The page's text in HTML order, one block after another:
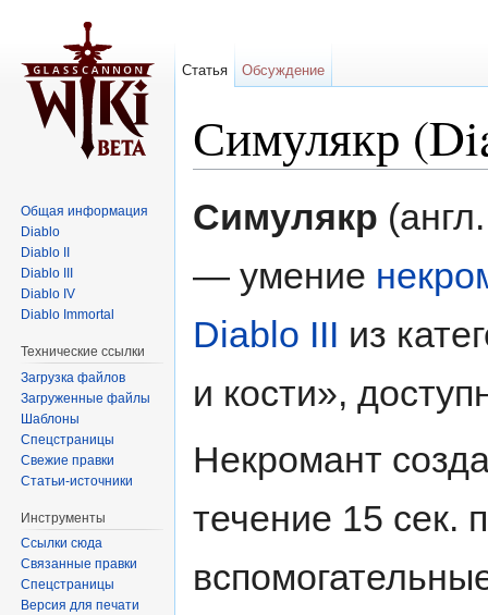
Симулякр
Симулякр
— умение
Diablo III из
и кости»,
Некромант
течение 15 сек.
Статья Обсуждение
Общая информация
Diablo
Diablo II
Diablo III
Diablo IV
Diablo Immortal
Технические ссылки
Загрузка файлов
Загруженные файлы
Шаблоны
Спецстраницы
Свежие правки
Статьи-источники
Инструменты
Ссылки сюда
Связанные правки
Спецстраницы
Версия для печати